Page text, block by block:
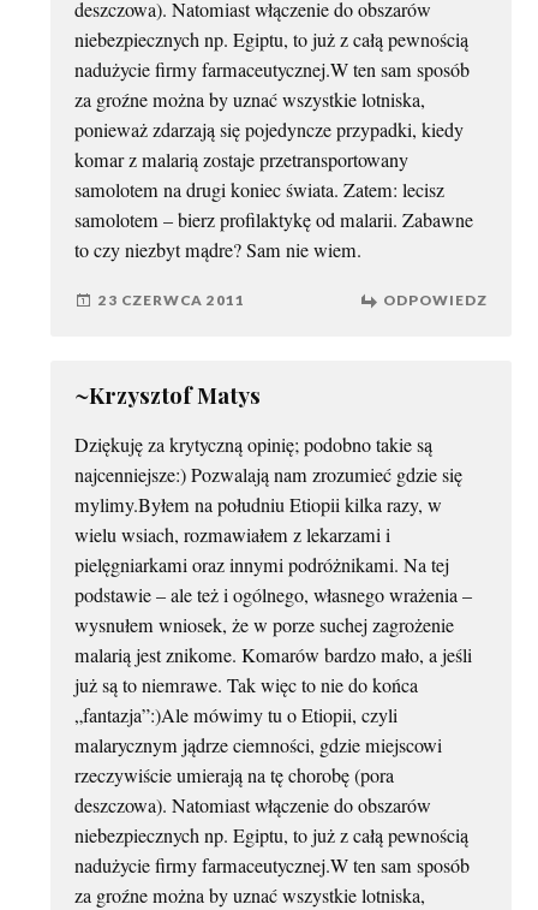
deszczowa). Natomiast włączenie do obszarów
niebezpiecznych np. Egiptu, to już z całą pewnością
nadużycie firmy farmaceutycznej.W ten sam sposób
za groźne można by uznać wszystkie lotniska,
ponieważ zdarzają się pojedyncze przypadki, kiedy
komar z malarią zostaje przetransportowany
samolotem na drugi koniec świata. Zatem: lecisz
samolotem – bierz profilaktykę od malarii. Zabawne
to czy niezbyt mądre? Sam nie wiem.
23 CZERWCA 2011 ODPOWIEDZ
~Krzysztof Matys
Dziękuję za krytyczną opinię; podobno takie są
najcenniejsze:) Pozwalają nam zrozumieć gdzie się
mylimy.Byłem na południu Etiopii kilka razy, w
wielu wsiach, rozmawiałem z lekarzami i
pielęgniarkami oraz innymi podróżnikami. Na tej
podstawie – ale też i ogólnego, własnego wrażenia –
wysnułem wniosek, że w porze suchej zagrożenie
malarią jest znikome. Komarów bardzo mało, a jeśli
już są to niemrawe. Tak więc to nie do końca
„fantazja”:)Ale mówimy tu o Etiopii, czyli
malarycznym jądrze ciemności, gdzie miejscowi
rzeczywiście umierają na tę chorobę (pora
deszczowa). Natomiast włączenie do obszarów
niebezpiecznych np. Egiptu, to już z całą pewnością
nadużycie firmy farmaceutycznej.W ten sam sposób
za groźne można by uznać wszystkie lotniska,